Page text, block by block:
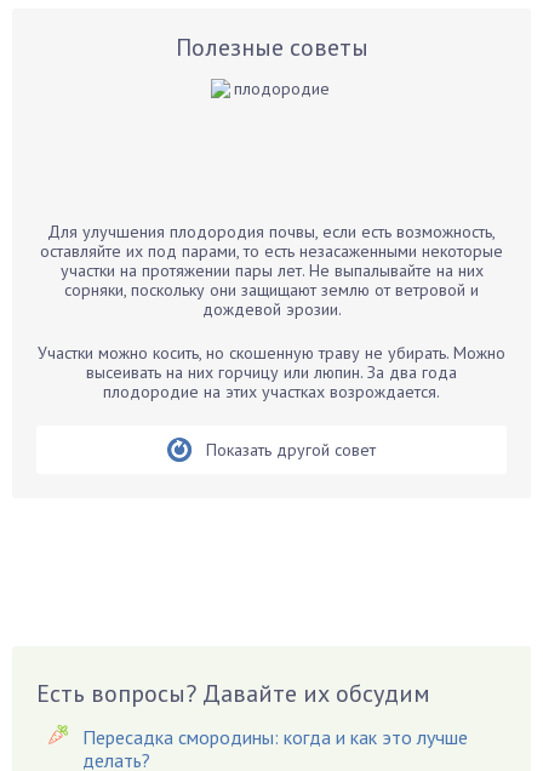
Бархатцы
Бегония
Бирючина
Бобовые
Вредители
Гардения
Гацания
Полезные советы
Для улучшения плодородия почвы, если есть возможность,
оставляйте их под парами, то есть незасаженными некоторые
участки на протяжении пары лет. Не выпалывайте на них
сорняки, поскольку они защищают землю от ветровой и
дождевой эрозии.
Участки можно косить, но скошенную траву не убирать. Можно
высеивать на них горчицу или люпин. За два года
плодородие на этих участках возрождается.
Показать другой совет
Есть вопросы? Давайте их обсудим
Пересадка смородины: когда и как это лучше
делать?